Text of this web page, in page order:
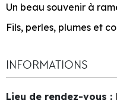
Un beau souvenir à
Fils, perles, plumes et
INFORMATIONS
Lieu de rendez-vous :